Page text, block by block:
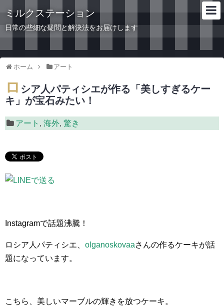
ミルクステーション
日常の些細な疑問と解決法をお届けします
ホーム アート
ロ シア人パティシエが作る「美しすぎるケー
キ」が宝石みたい！
アート , 海外, 驚き
Instagramで話題沸騰！
ロシア人パティシエ、 olganoskovaaさんの作るケーキが話
題になっています。
こちら、美しいマーブルの輝きを放つケーキ。